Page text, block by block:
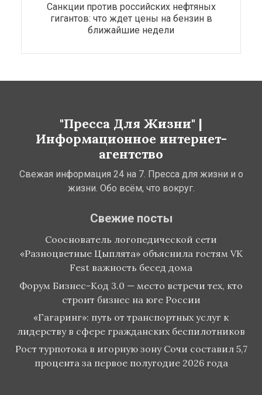
Санкции против российских нефтяных
гигантов: что ждет цены на бензин в
ближайшие недели
"Пресса Для Жизни" |
Информационное интернет-
агентство
Свежая информация 24 на 7. Пресса для жизни и о
жизни. Обо всём, что вокруг.
Свежие посты
Сооснователь логопедической сети
«Разноцветные Цыплята» объяснила гостям VK
Fest важность бесед дома
Форум Бизнес-Код 3.0 — место встречи тех, кто
строит бизнес на юге России
«Гагаринг»: путь от транспортных услуг к
лидерству в сфере гражданских беспилотников
Рост турпотока в игорную зону Сочи составил 5,7
процента за первое полугодие 2026 года